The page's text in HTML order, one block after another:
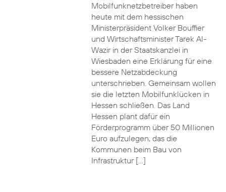
Mobilfunknetzbetreiber haben
heute mit dem hessischen
Ministerpräsident Volker Bouffier
und Wirtschaftsminister Tarek Al-
Wazir in der Staatskanzlei in
Wiesbaden eine Erklärung für eine
bessere Netzabdeckung
unterschrieben. Gemeinsam wollen
sie die letzten Mobilfunklücken in
Hessen schließen. Das Land
Hessen plant dafür ein
Förderprogramm über 50 Millionen
Euro aufzulegen, das die
Kommunen beim Bau von
Infrastruktur […]